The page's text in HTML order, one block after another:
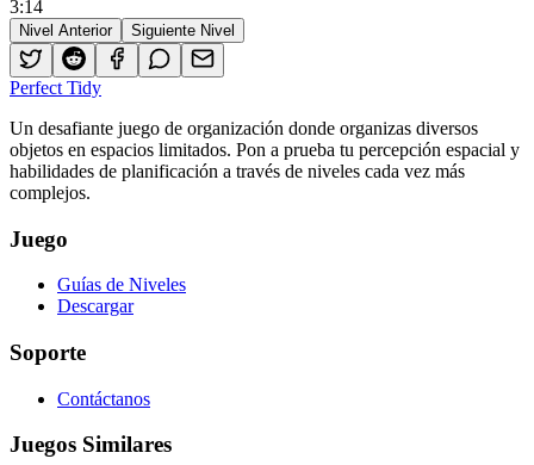
3:14
Nivel Anterior Siguiente Nivel
Perfect Tidy
Un desafiante juego de organización donde organizas diversos
objetos en espacios limitados. Pon a prueba tu percepción espacial y
habilidades de planificación a través de niveles cada vez más
complejos.
Juego
Guías de Niveles
Descargar
Soporte
Contáctanos
Juegos Similares